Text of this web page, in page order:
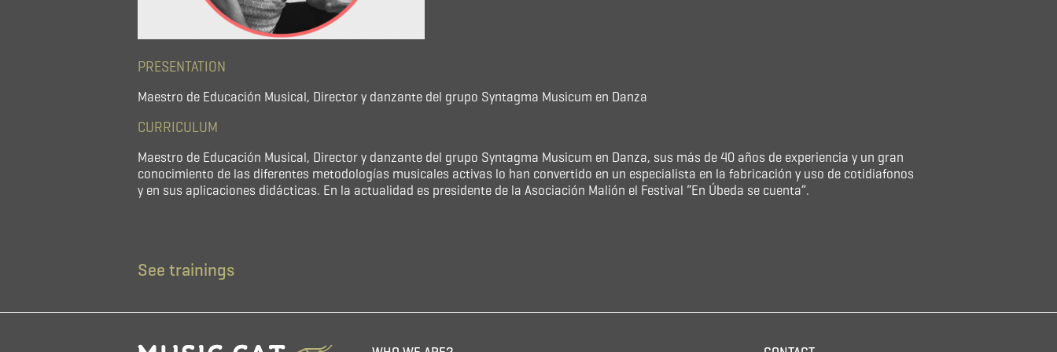
PRESENTATION
Maestro de Educación Musical, Director y danzante del grupo Syntagma Musicum en Danza
CURRICULUM
Maestro de Educación Musical, Director y danzante del grupo Syntagma Musicum en Danza, sus más de 40 años de experiencia y un gran
conocimiento de las diferentes metodologías musicales activas lo han convertido en un especialista en la fabricación y uso de cotidiafonos
y en sus aplicaciones didácticas. En la actualidad es presidente de la Asociación Malión el Festival “En Úbeda se cuenta”.
See trainings